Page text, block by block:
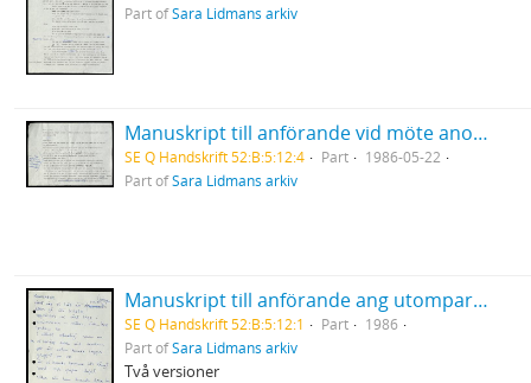
Part ofSara Lidmans arkiv
Manuskript till anförande vid möte anordnat av Folkkampanjen mot kärnkraft, Umeå
SE Q Handskrift 52:B:5:12:4 Part
1986-05-22
Part ofSara Lidmans arkiv
Manuskript till anförande ang utomparlamentariska aktioner (stoppa gifttågen)
SE Q Handskrift 52:B:5:12:1 Part
1986
Part ofSara Lidmans arkiv
Två versioner